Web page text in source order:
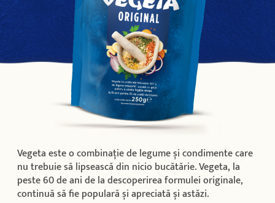
Vegeta este o combinație de legume și condimente care
nu trebuie să lipsească din nicio bucătărie. Vegeta, la
peste 60 de ani de la descoperirea formulei originale,
continuă să fie populară și apreciată și astăzi.